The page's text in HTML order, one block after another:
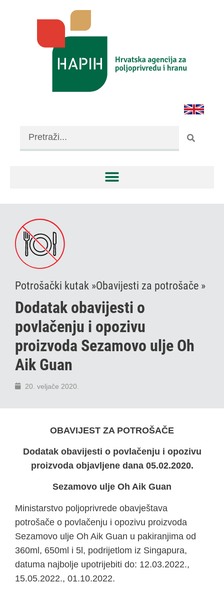
Potrošački kutak »Obavijesti za potrošače »
Dodatak obavijesti o
povlačenju i opozivu
proizvoda Sezamovo ulje Oh
Aik Guan
20. veljače 2020.
OBAVIJEST ZA POTROŠAČE
Dodatak obavijesti o povlačenju i opozivu
proizvoda objavljene dana 05.02.2020.
Sezamovo ulje Oh Aik Guan
Ministarstvo poljoprivrede obavještava
potrošače o povlačenju i opozivu proizvoda
Sezamovo ulje Oh Aik Guan u pakiranjima od
360ml, 650ml i 5l, podrijetlom iz Singapura,
datuma najbolje upotrijebiti do: 12.03.2022.,
15.05.2022., 01.10.2022.